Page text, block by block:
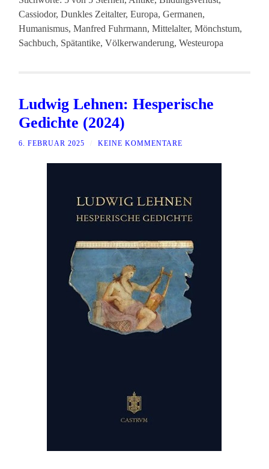
Cassiodor, Dunkles Zeitalter, Europa, Germanen,
Humanismus, Manfred Fuhrmann, Mittelalter, Mönchstum,
Sachbuch, Spätantike, Völkerwanderung, Westeuropa
Ludwig Lehnen: Hesperische
Gedichte (2024)
6. FEBRUAR 2025 KEINE KOMMENTARE